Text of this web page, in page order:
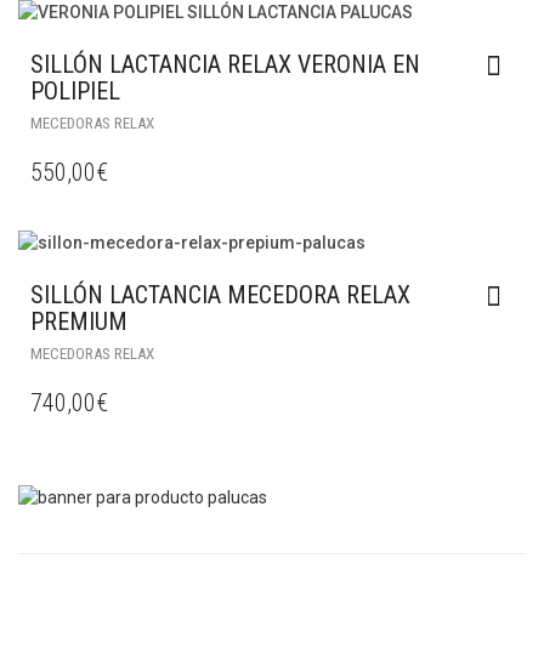
SILLÓN LACTANCIA RELAX VERONIA EN
POLIPIEL
MECEDORAS RELAX
550,00€
SILLÓN LACTANCIA MECEDORA RELAX
PREMIUM
MECEDORAS RELAX
740,00€